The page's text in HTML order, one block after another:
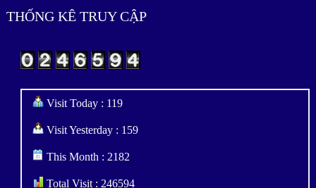
THỐNG KÊ TRUY CẬP
Visit Today : 119
Visit Yesterday : 159
This Month : 2182
Total Visit : 246594